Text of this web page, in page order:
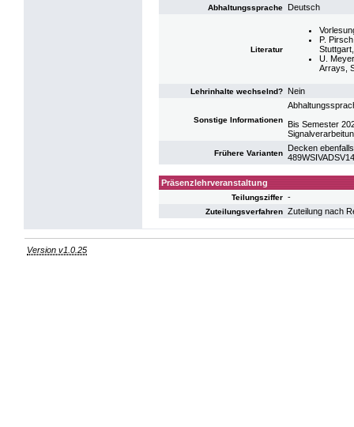
Abhaltungssprache Deutsch
Literatur
P.
U.
Arrays,
Lehrinhalte wechselnd? Nein
Sonstige Informationen Bis Semester
Frühere Varianten
Decken
Präsenzlehrveranstaltung
Teilungsziffer -
Zuteilungsverfahren Zuteilung nach
Version v1.0.25